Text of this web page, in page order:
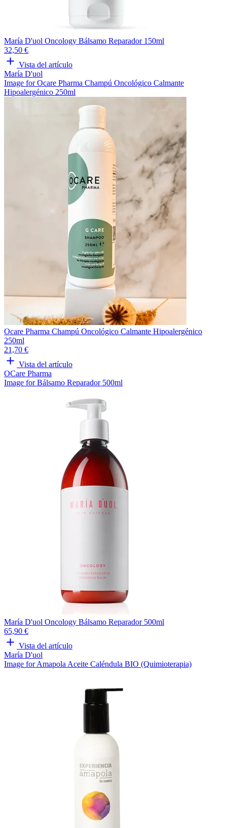
María D'uol Oncology Bálsamo Reparador 150ml
32,50 €
Vista del artículo
María D'uol
Image for Ocare Pharma Champú Oncológico Calmante
Hipoalergénico 250ml
Ocare Pharma Champú Oncológico Calmante Hipoalergénico
250ml
21,70 €
Vista del artículo
OCare Pharma
Image for Bálsamo Reparador 500ml
María D'uol Oncology Bálsamo Reparador 500ml
65,90 €
Vista del artículo
María D'uol
Image for Amapola Aceite Caléndula BIO (Quimioterapia)